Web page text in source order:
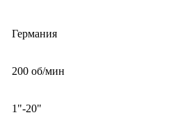
Германия
200 об/мин
1"-20"